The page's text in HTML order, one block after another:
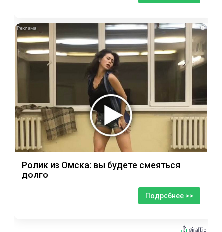
i
Ролик из Омска: вы будете смеяться
долго
Подробнее >>